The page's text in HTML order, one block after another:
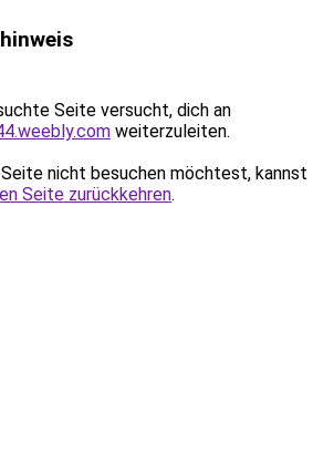
Seite versucht, dich an
weiterzuleiten.
nicht besuchen möchtest, kannst
Seite zurückkehren.